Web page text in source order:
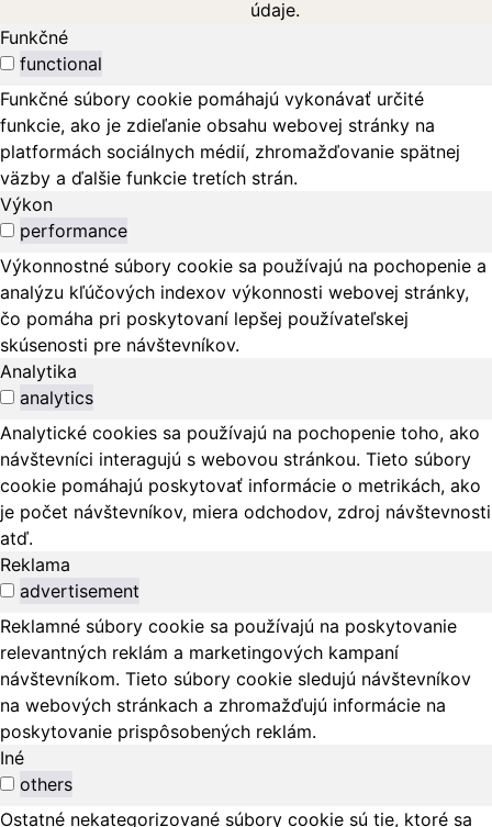
údaje.
Funkčné
functional
Funkčné súbory cookie pomáhajú vykonávať určité
funkcie, ako je zdieľanie obsahu webovej stránky na
platformách sociálnych médií, zhromažďovanie spätnej
väzby a ďalšie funkcie tretích strán.
Výkon
performance
Výkonnostné súbory cookie sa používajú na pochopenie a
analýzu kľúčových indexov výkonnosti webovej stránky,
čo pomáha pri poskytovaní lepšej používateľskej
skúsenosti pre návštevníkov.
Analytika
analytics
Analytické cookies sa používajú na pochopenie toho, ako
návštevníci interagujú s webovou stránkou. Tieto súbory
cookie pomáhajú poskytovať informácie o metrikách, ako
je počet návštevníkov, miera odchodov, zdroj návštevnosti
atď.
Reklama
advertisement
Reklamné súbory cookie sa používajú na poskytovanie
relevantných reklám a marketingových kampaní
návštevníkom. Tieto súbory cookie sledujú návštevníkov
na webových stránkach a zhromažďujú informácie na
poskytovanie prispôsobených reklám.
Iné
others
Ostatné nekategorizované súbory cookie sú tie, ktoré sa